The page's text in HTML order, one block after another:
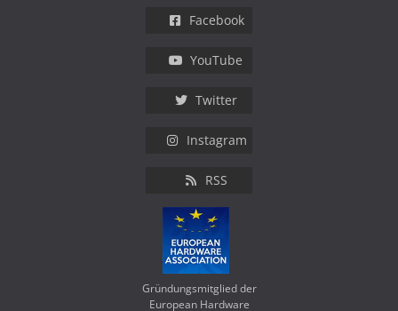
Facebook
YouTube
Twitter
Instagram
RSS
Gründungsmitglied der
European Hardware